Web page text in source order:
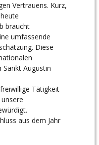
Vertrauens. Kurz,
braucht
umfassende
Diese
Sankt Augustin
Tätigkeit
aus dem Jahr